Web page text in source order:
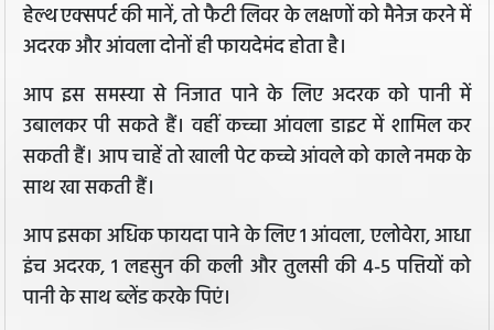
हेल्थ एक्सपर्ट की मानें, तो फैटी लिवर के लक्षणों को मैनेज करने में
अदरक और आंवला दोनों ही फायदेमंद होता है।
आप इस समस्या से निजात पाने के लिए अदरक को पानी में
उबालकर पी सकते हैं। वहीं कच्चा आंवला डाइट में शामिल कर
सकती हैं। आप चाहें तो खाली पेट कच्चे आंवले को काले नमक के
साथ खा सकती हैं।
आप इसका अधिक फायदा पाने के लिए 1 आंवला, एलोवेरा, आधा
इंच अदरक, 1 लहसुन की कली और तुलसी की 4-5 पत्तियों को
पानी के साथ ब्लेंड करके पिएं।